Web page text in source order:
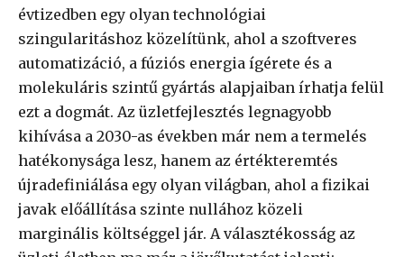
évtizedben egy olyan technológiai
szingularitáshoz közelítünk, ahol a szoftveres
automatizáció, a fúziós energia ígérete és a
molekuláris szintű gyártás alapjaiban írhatja felül
ezt a dogmát. Az üzletfejlesztés legnagyobb
kihívása a 2030-as években már nem a termelés
hatékonysága lesz, hanem az értékteremtés
újradefiniálása egy olyan világban, ahol a fizikai
javak előállítása szinte nullához közeli
marginális költséggel jár. A választékosság az